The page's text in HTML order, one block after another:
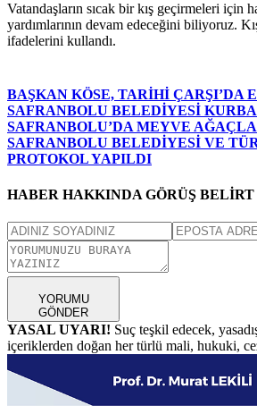
Vatandaşların sıcak bir kış geçirmeleri
yardımlarının devam edeceğini biliyoruz.
ifadelerini kullandı.
BAŞKAN KÖSE, TARİHİ ÇARŞI’DA
SAFRANBOLU BELEDİYESİ
SAFRANBOLU’DA MEYVE
SAFRANBOLU BELEDİYESİ VE
PROTOKOL YAPILDI
HABER HAKKINDA GÖRÜŞ BELİRT
YORUMU
GÖNDER
YASAL UYARI! Suç teşkil edecek,
içeriklerden doğan her türlü mali, hukuki,